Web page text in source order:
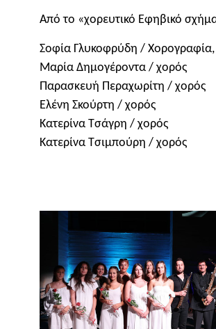
Από το «χορευτικό Εφηβικό
Σοφία Γλυκοφρύδη / Χορογραφία,
Μαρία Δημογέροντα / χορός
Παρασκευή Περαχωρίτη / χορός
Ελένη Σκούρτη / χορός
Κατερίνα Τσάγρη / χορός
Κατερίνα Τσιμπούρη / χορός